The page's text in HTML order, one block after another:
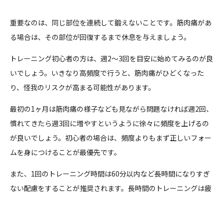
重要なのは、同じ部位を連続して鍛えないことです。筋肉痛があ
る場合は、その部位が回復するまで休息を与えましょう。
トレーニング初心者の方は、週2～3回を目安に始めてみるのが良
いでしょう。いきなり高頻度で行うと、筋肉痛がひどくなった
り、怪我のリスクが高まる可能性があります。
最初の1ヶ月は筋肉痛の様子なども見ながら問題なければ週2回、
慣れてきたら週3回に増やすというように徐々に頻度を上げるの
が良いでしょう。初心者の場合は、頻度よりもまず正しいフォー
ムを身につけることが最優先です。
また、1回のトレーニング時間は60分以内など長時間になりすぎ
ない配慮をすることが推奨されます。長時間のトレーニングは疲